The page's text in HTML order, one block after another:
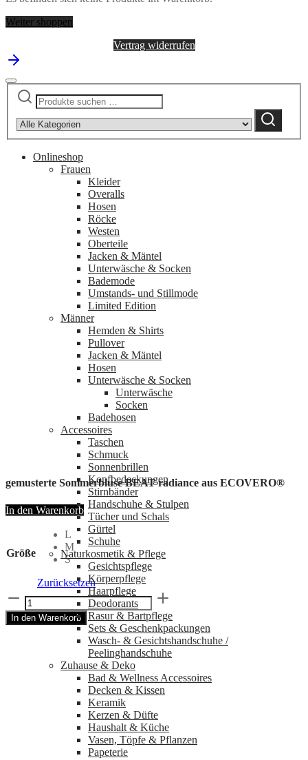
gemusterte Sommerbluse BEAT radiance aus ECOVERO®
In den Warenkorb
Größe
L
M
S
Zurücksetzen
gemusterte
Sommerbluse
BEAT
Menge
In den Warenkorb
Weiter shoppen
Vertrag widerrufen
Suchen
nach:
category:
Suchen
Onlineshop
Frauen
Kleider
Overalls
Hosen
Röcke
Westen
Oberteile
Jacken & Mäntel
Unterwäsche & Socken
Bademode
Umstands- und Stillmode
Limited Edition
Männer
Hemden & Shirts
Pullover
Jacken & Mäntel
Hosen
Unterwäsche & Socken
Unterwäsche
Socken
Badehosen
Accessoires
Taschen
Schmuck
Sonnenbrillen
Kopfbedeckungen
Stirnbänder
Handschuhe & Stulpen
Tücher und Schals
Gürtel
Schuhe
Naturkosmetik & Pflege
Gesichtspflege
Körperpflege
Haarpflege
Deodorants
Rasur & Bartpflege
Sets & Geschenkpackungen
Wasch‑ & Gesichtshandschuhe /
Peelinghandschuhe
Zuhause & Deko
Bad & Wellness Accessoires
Decken & Kissen
Keramik
Kerzen & Düfte
Haushalt & Küche
Vasen, Töpfe & Pflanzen
Papeterie